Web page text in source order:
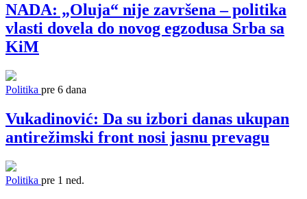
NADA: „Oluja“ nije završena – politika
vlasti dovela do novog egzodusa Srba sa
KiM
Politika pre 6 dana
Vukadinović: Da su izbori danas ukupan
antirežimski front nosi jasnu prevagu
Politika pre 1 ned.